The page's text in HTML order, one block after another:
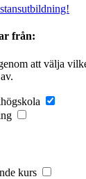
från:
att välja
kurs